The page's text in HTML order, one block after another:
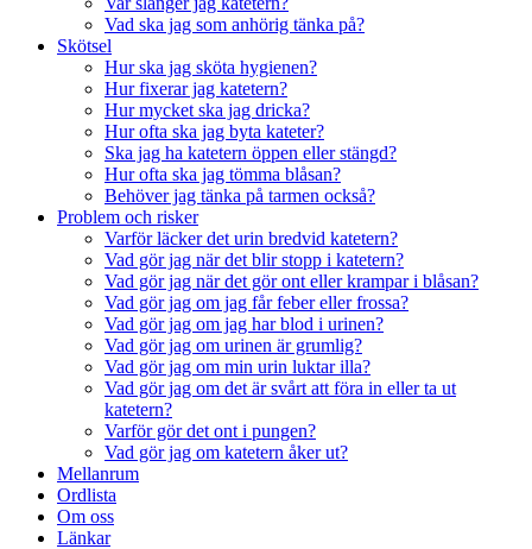
Vad ska jag som anhörig tänka på?
Skötsel
Hur ska jag sköta hygienen?
Hur fixerar jag katetern?
Hur mycket ska jag dricka?
Hur ofta ska jag byta kateter?
Ska jag ha katetern öppen eller stängd?
Hur ofta ska jag tömma blåsan?
Behöver jag tänka på tarmen också?
Problem och risker
Varför läcker det urin bredvid katetern?
Vad gör jag när det blir stopp i katetern?
Vad gör jag när det gör ont eller krampar i blåsan?
Vad gör jag om jag får feber eller frossa?
Vad gör jag om jag har blod i urinen?
Vad gör jag om urinen är grumlig?
Vad gör jag om min urin luktar illa?
Vad gör jag om det är svårt att föra in eller ta ut
katetern?
Varför gör det ont i pungen?
Vad gör jag om katetern åker ut?
Mellanrum
Ordlista
Om oss
Länkar